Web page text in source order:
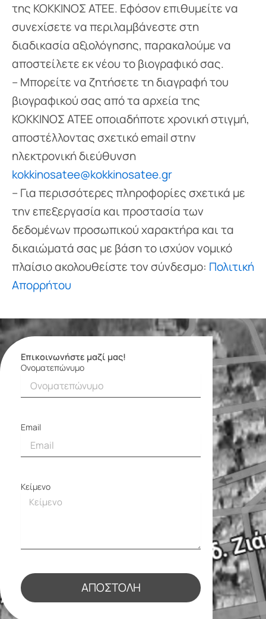
της ΚΟΚΚΙΝΟΣ ΑΤΕΕ. Εφόσον επιθυμείτε να
συνεχίσετε να περιλαμβάνεστε στη
διαδικασία αξιολόγησης, παρακαλούμε να
αποστείλετε εκ νέου το βιογραφικό σας.
– Μπορείτε να ζητήσετε τη διαγραφή του
βιογραφικού σας από τα αρχεία της
ΚΟΚΚΙΝΟΣ ΑΤΕΕ οποιαδήποτε χρονική στιγμή,
αποστέλλοντας σχετικό email στην
ηλεκτρονική διεύθυνση
kokkinosatee@kokkinosatee.gr
– Για περισσότερες πληροφορίες σχετικά με
την επεξεργασία και προστασία των
δεδομένων προσωπικού χαρακτήρα και τα
δικαιώματά σας με βάση το ισχύον νομικό
πλαίσιο ακολουθείστε τον σύνδεσμο: Πολιτική
Απορρήτου
Επικοινωνήστε μαζί μας!
Φόρμα
επικοινωνίας
Ονοματεπώνυμο
Email
Κείμενο
ΑΠΟΣΤΟΛΉ